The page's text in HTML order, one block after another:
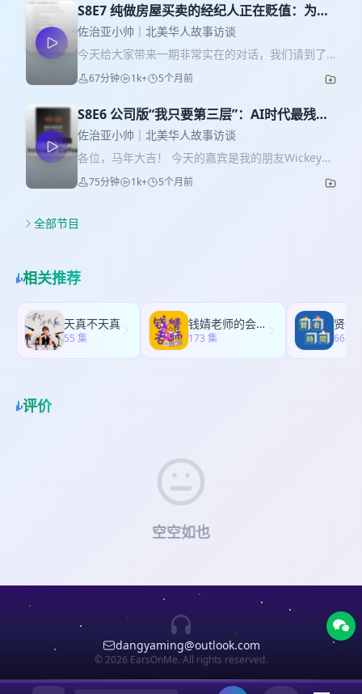
播出。专注加建ADU可行性分析。 === 课代表立正
「AI Builders」课程 AI Builders 是由课代表立正
和鸭哥两位藤校博士主讲的Top AI 课程，已经持续
迭代了两年多，迭代了 11 期，在 Maven 上评分
4.9/5，累计学员2000+。课程承诺一次购买，终身
更新、终身答疑、终身社区。 这门课程最大的感受
是：不再依赖零散对话和运气，而是建立了一套
Builder 的方法，能主动设计 AI 在工作中的位置。
如果你也已经开始用 AI 做事，但总觉得效果不稳
定、难以复用，这门课很可能正好对症。 在 AI
Builders 的基础上，AI Architect 进一步把视角拉
到系统层面。更适合已经开始 Build，但不想停留在
复利，随着模型和需求变化持续演进的 AI 架构思
维。 👉 听众专属 Bundle Coupon: 课程主
页：⁠⁠⁠http://ai-builders.com/⁠⁠ Agentic⁠ AI 小课（中
文）：$149 → $99，用码 XIAOSHUAIAI。AI 主
课：立减 $125，用码 XIAOSHUAI。直播课：立减
$250，用码 XIAOSHUAI 👉 当然也可以先进入社区
我们评论区或者听友群（加xiaoshuaifm）再见。如
果需要赞助节目，欢迎联系
xiaoshuaifm@xiaoshuaifm 「佐治亚小帅｜北美
华人故事访谈」节目由「声湃 WavPub」提供内容
托管和数据服务支持。
推着你走。 嘉宾 (☆▽☆) 小红书@北美张雪峰 播客
中提到的便秘书小红书购买链接： 【小红书】电子
书：战胜便秘故事 😆 1lv99dwjEDz 😆
https://xhslink.com/m/AhJQdujOZ71 点击链接或
者复制本条信息打开【小红书app】查看 MU5397
本集赞助 (๑˃ᴗ˂) 本节目由 ⁠⁠fastaijobs.com⁠⁠⁠ 赞助播
出，只收集快速成长的AI初创公司数据库！不管你
是跳槽还是失业上岸，都是非常高品质的公司数据
库。不断更新中。 === 本节目由⁠⁠aduplot.com⁠⁠ 赞助
播出。专注加建ADU可行性分析。 === 课代表立正
「AI Builders」课程 AI Builders 是由课代表立正
是：不再依赖零散对话和运气，而是建立了一套
如果你也已经开始用 AI 做事，但总觉得效果不稳
定、难以复用，这门课很可能正好对症。 在 AI
Builders 的基础上，AI Architect 进一步把视角拉
到系统层面。更适合已经开始 Build，但不想停留在
页：⁠⁠⁠http://ai-builders.com/⁠⁠ Agentic⁠ AI 小课（中
文）：$149 → $99，用码 XIAOSHUAIAI。AI 主
课：立减 $125，用码 XIAOSHUAI。直播课：立减
看看：go.ai-builders.com/xiaoshuai 致谢 ฅʕ•̫͡•ʔฅ
好评；如果你使用小宇宙，请疯狂评论。你的鼓励
可以帮助更多人听到我，更可以激励我继续制作下
去。 East or west, Xiaoshuai is the best. 朋友们
我们评论区或者听友群（加xiaoshuaifm）再见。如
果需要赞助节目，欢迎联系
xiaoshuaifm@xiaoshuaifm 「佐治亚小帅｜北美
华人故事访谈」节目由「声湃 WavPub」提供内容
S8E7 纯做房屋买卖的经纪人正在贬值：为什
么我开始自己拿锤子｜Eric
佐治亚小帅｜北美华人故事访谈
今天给大家带来一期非常实在的对话，我们请到了
湾区资深地产经纪人Eric。他不仅做买卖经纪，还亲
自下场做翻新、加建和开发项目。Eric的经历非常多
房地产行业。他不满足于只做传统买卖经纪，主动
去学建筑和施工管理，甚至为了测试钢结构建筑，
拿自己家的ADU项目做实验。这种态度，我觉得特
别值得尊敬。 嘉宾 (☆▽☆) Eric， 硅谷地产经纪&
开发 主要内容 (～￣(OO)￣) 11块钱时薪的第一份工
变的秘密：两三个”自来水”撑起一整年的生意 第一
但值了 为什么我说纯做买卖的经纪人越来越不值钱
了 加州ADU政策全解：车库改造、附建、独立建筑
到底怎么选 邻居写信告状反对我建ADU，结果城市
说：符合规定，照建 州法和市法打架怎么办？答：
(๑˃ᴗ˂) 如需联系移民访谈的Melissa，也可以加节目
微信xiaoshuaifm === 本节目由 fastaijobs.com⁠ 赞
助播出，只收集快速成长的AI初创公司数据库！不
管你是跳槽还是失业上岸，都是非常高品质的公司
数据库。不断更新中。 === 本节目由aduplot.com
赞助播出。专注加建ADU可行性分析。 === 课代表
持续迭代了两年多，迭代了 11 期，在 Maven 上评
分 4.9/5，累计学员2000+。课程承诺一次购买，终
身更新、终身答疑、终身社区。 这门课程最大的感
受是：不再依赖零散对话和运气，而是建立了一套
Builder 的方法，能主动设计 AI 在工作中的位置。
如果你也已经开始用 AI 做事，但总觉得效果不稳
定、难以复用，这门课很可能正好对症。 在 AI
67分钟 1k+ 5个月前
S8E6 公司版“我只要第三层”：AI时代最残酷
的职业悖论｜硅谷合规老兵Wickey
佐治亚小帅｜北美华人故事访谈
各位，马年大吉！ 今天的嘉宾是我的朋友Wickey，
她有十多年信息安全和审计的从业经验，从四大事
务所安永起步，后来去了Visa做合规。现在她除了
百翰大学的求学经历，四大审计的真实工作状态，
还有那些让人哭笑不得的客户案例。我们还深入讨
论了AI对专业服务行业的冲击，以及个人信息安全
——做安全的人到底有多偏执，你听了就知道。如
果你对信息安全、审计、或者AI投资感兴趣，这期
一定别错过。 嘉宾 (☆▽☆) Wickey, 硅谷信息安全
言，老师说：职场就是这样 四大的忙季闲季，闲季
比忙季还能卷 买了电脑要折旧——一个审计师的浪
漫 Oracle默认密码没改？这不是没拆膜那么简单 客
着”本图不保证完全正确”，红灯亮了 跨部门项目三
锁铁箱，手机带加密器 刚上电视就被人盗了
LinkedIn，还发了钓鱼帖 AI能当CFO吗？出了事谁
签字谁负责 职业判断像练气功：量变到质变，手一
拍气就出去了 AI替代了初级工作，三年后去哪找有
手感的人？ 从写公众号到Best Scout：误打误撞进
了VC圈 YC Demo Day观察：大叙事退场，小切口登
75分钟 1k+ 5个月前
全部节目
相关推荐
天真不天真
55 集
钱婧老师的会客厅
173 集
贤者
66 集
评价
空空如也
dangyaming@outlook.com
© 2026 EarsOnMe. All rights reserved.